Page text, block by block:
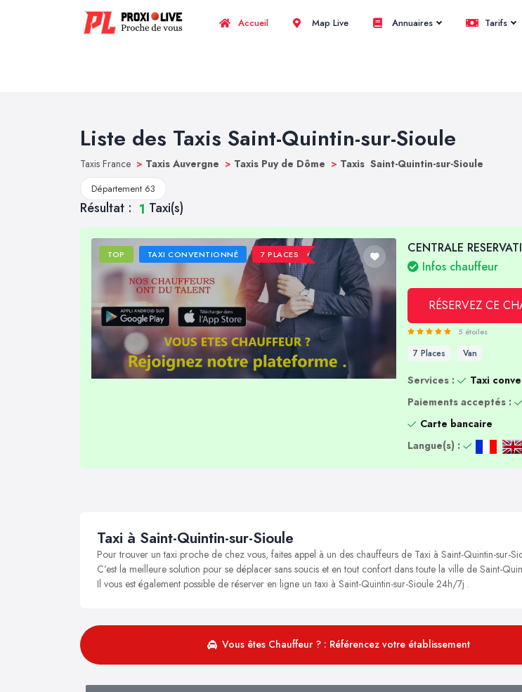
Accueil Map Live Annuaires Tarifs
Liste des Taxis Saint-Quintin-sur-Sioule
Taxis France > Taxis Auvergne > Taxis Puy de Dôme > Taxis Saint-Quintin-sur-Sioule
Département 63
Résultat : 1 Taxi(s)
TOP TAXI CONVENTIONNÉ 7 PLACES
CENTRALE
Infos chauffeur
RÉSERVEZ CE
5 étoiles
7 Places Van
Services :
Taxi
Paiements acceptés :
Carte bancaire
Langue(s) :
Taxi à Saint-Quintin-sur-Sioule
Pour trouver un taxi proche de chez vous, faites appel à un des chauffeurs de Taxi à Saint-Quintin-sur-
C’est la meilleure solution pour se déplacer sans soucis et en tout confort dans toute la ville de Saint-
Il vous est également possible de réserver en ligne un taxi à Saint-Quintin-sur-Sioule 24h/7j .
Vous êtes Chauffeur ? : Référencez votre établissement